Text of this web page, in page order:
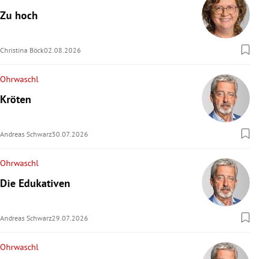
Zu hoch
Christina Böck02.08.2026
Ohrwaschl
Kröten
Andreas Schwarz30.07.2026
Ohrwaschl
Die Edukativen
Andreas Schwarz29.07.2026
Ohrwaschl